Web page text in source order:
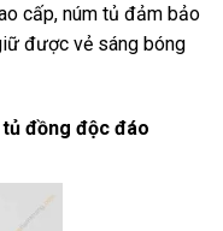
cấp, núm tủ đảm bảo
được vẻ sáng bóng
tủ đồng độc đáo